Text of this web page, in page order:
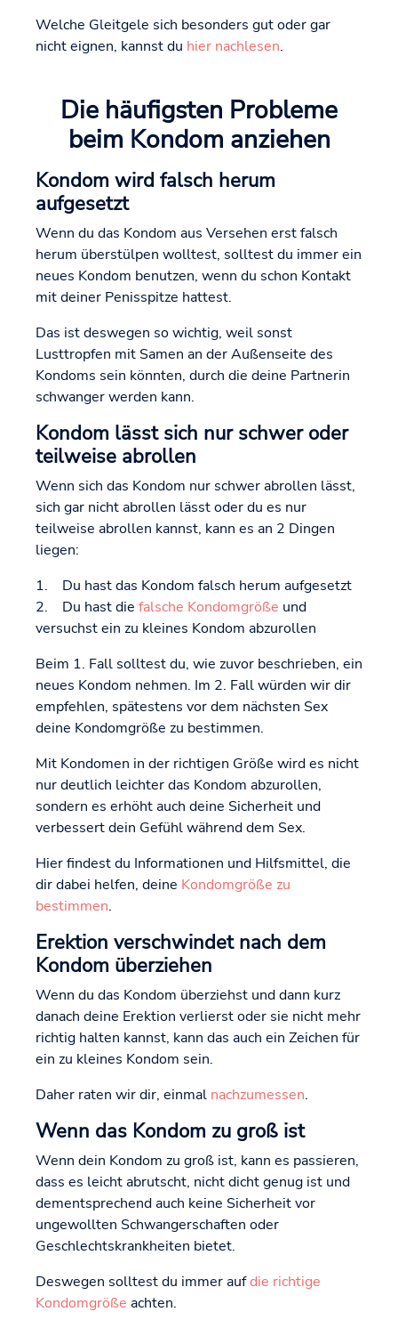
Welche Gleitgele sich besonders gut oder gar
nicht eignen, kannst du hier nachlesen.
Die häufigsten Probleme
beim Kondom anziehen
Kondom wird falsch herum
aufgesetzt
Wenn du das Kondom aus Versehen erst falsch
herum überstülpen wolltest, solltest du immer ein
neues Kondom benutzen, wenn du schon Kontakt
mit deiner Penisspitze hattest.
Das ist deswegen so wichtig, weil sonst
Lusttropfen mit Samen an der Außenseite des
Kondoms sein könnten, durch die deine Partnerin
schwanger werden kann.
Kondom lässt sich nur schwer oder
teilweise abrollen
Wenn sich das Kondom nur schwer abrollen lässt,
sich gar nicht abrollen lässt oder du es nur
teilweise abrollen kannst, kann es an 2 Dingen
liegen:
1. Du hast das Kondom falsch herum aufgesetzt
2. Du hast die falsche Kondomgröße und
versuchst ein zu kleines Kondom abzurollen
Beim 1. Fall solltest du, wie zuvor beschrieben, ein
neues Kondom nehmen. Im 2. Fall würden wir dir
empfehlen, spätestens vor dem nächsten Sex
deine Kondomgröße zu bestimmen.
Mit Kondomen in der richtigen Größe wird es nicht
nur deutlich leichter das Kondom abzurollen,
sondern es erhöht auch deine Sicherheit und
verbessert dein Gefühl während dem Sex.
Hier findest du Informationen und Hilfsmittel, die
dir dabei helfen, deine Kondomgröße zu
bestimmen.
Erektion verschwindet nach dem
Kondom überziehen
Wenn du das Kondom überziehst und dann kurz
danach deine Erektion verlierst oder sie nicht mehr
richtig halten kannst, kann das auch ein Zeichen für
ein zu kleines Kondom sein.
Daher raten wir dir, einmal nachzumessen.
Wenn das Kondom zu groß ist
Wenn dein Kondom zu groß ist, kann es passieren,
dass es leicht abrutscht, nicht dicht genug ist und
dementsprechend auch keine Sicherheit vor
ungewollten Schwangerschaften oder
Geschlechtskrankheiten bietet.
Deswegen solltest du immer aufdie richtige
Kondomgröße achten.